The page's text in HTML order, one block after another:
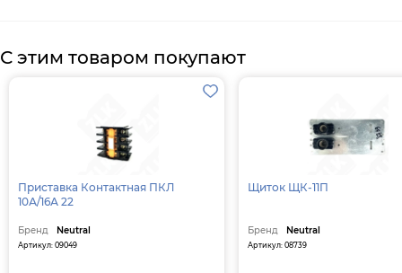
С этим товаром покупают
Приставка Контактная ПКЛ
10А/16А 22
Бренд Neutral
Артикул: 09049
Щиток ЩК-11П
Бренд Neutral
Артикул: 08739